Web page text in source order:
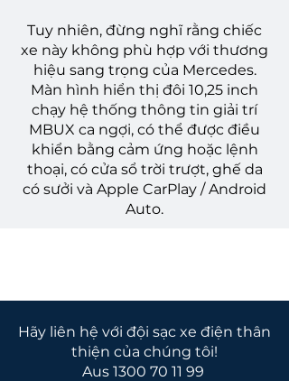
Tuy nhiên, đừng nghĩ rằng chiếc
xe này không phù hợp với thương
hiệu sang trọng của Mercedes.
Màn hình hiển thị đôi 10,25 inch
chạy hệ thống thông tin giải trí
MBUX ca ngợi, có thể được điều
khiển bằng cảm ứng hoặc lệnh
thoại, có cửa sổ trời trượt, ghế da
có sưởi và Apple CarPlay / Android
Auto.
Hãy liên hệ với đội sạc xe điện thân
thiện của chúng tôi!
Aus 1300 70 11 99